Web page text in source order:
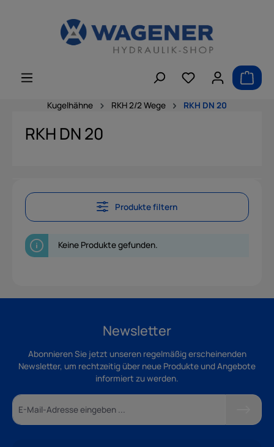
Kugelhähne RKH 2/2 Wege RKH DN 20
RKH DN 20
Produkte filtern
Keine Produkte gefunden.
Newsletter
Abonnieren Sie jetzt unseren regelmäßig erscheinenden
Newsletter, um rechtzeitig über neue Produkte und Angebote
informiert zu werden.